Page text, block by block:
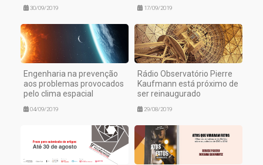
30/09/2019 17/09/2019
Engenharia na prevenção
aos problemas provocados
pelo clima espacial
04/09/2019
Rádio Observatório Pierre
Kaufmann está próximo de
ser reinaugurado
29/08/2019